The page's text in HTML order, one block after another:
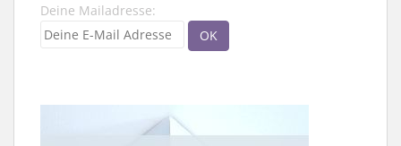
Deine Mailadresse: